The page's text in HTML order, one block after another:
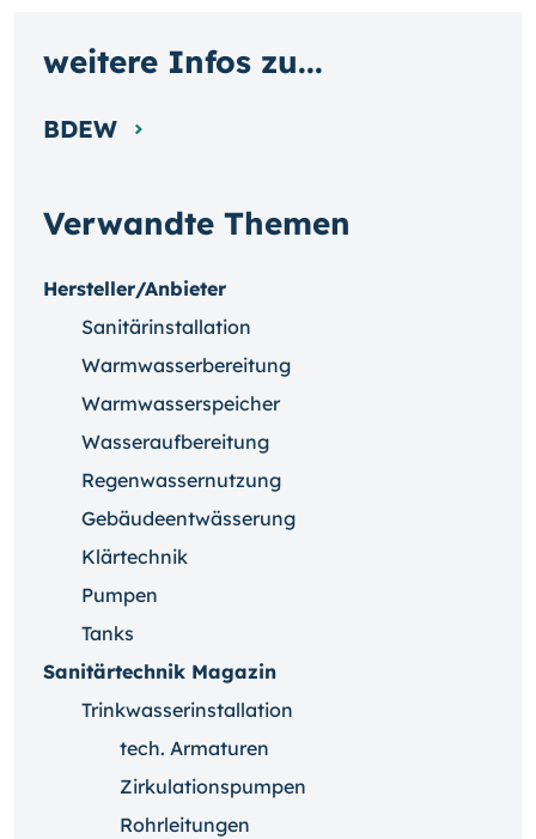
Verwandte Themen
Hersteller/Anbieter
Sanitärinstallation
Warmwasserbereitung
Warmwasserspeicher
Wasseraufbereitung
Regenwassernutzung
Gebäudeentwässerung
Klärtechnik
Pumpen
Tanks
Sanitärtechnik Magazin
Trinkwasserinstallation
tech. Armaturen
Zirkulationspumpen
Rohrleitungen
weitere Infos zu...
BDEW